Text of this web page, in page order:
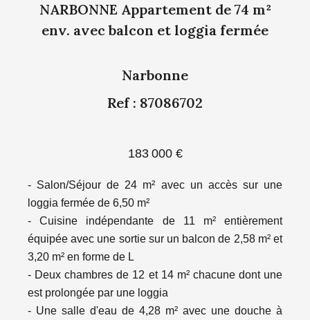
NARBONNE Appartement de 74 m²
env. avec balcon et loggia fermée
Narbonne
Ref : 87086702
183 000 €
- Salon/Séjour de 24 m² avec un accès sur une
loggia fermée de 6,50 m²
- Cuisine indépendante de 11 m² entièrement
équipée avec une sortie sur un balcon de 2,58 m² et
3,20 m² en forme de L
- Deux chambres de 12 et 14 m² chacune dont une
est prolongée par une loggia
- Une salle d'eau de 4,28 m² avec une douche à